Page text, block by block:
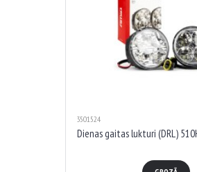
3501524
Dienas gaitas lukturi (DRL)